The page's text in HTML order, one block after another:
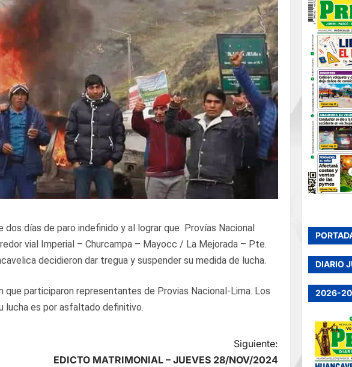
dos días de paro indefinido y al lograr que Provías Nacional
vial Imperial – Churcampa – Mayocc / La Mejorada – Pte.
decidieron dar tregua y suspender su medida de lucha.
participaron representantes de Provias Nacional-Lima. Los
lucha es por asfaltado definitivo.
Siguiente:
EDICTO MATRIMONIAL – JUEVES 28/NOV/2024
DIARIO
2026-